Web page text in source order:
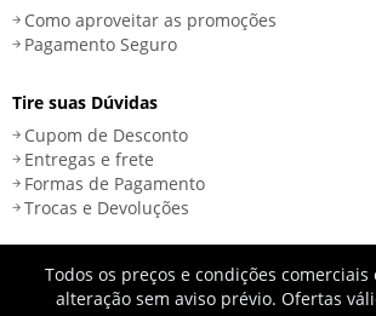
Como aproveitar as promoções
Pagamento Seguro
Tire suas Dúvidas
Cupom de Desconto
Entregas e frete
Formas de Pagamento
Trocas e Devoluções
Todos os preços e condições comerciais
alteração sem aviso prévio. Ofertas